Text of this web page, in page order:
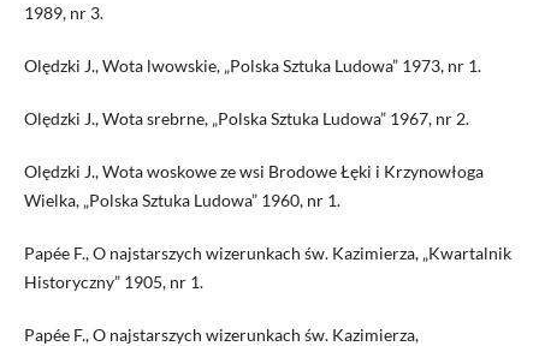
1989, nr 3.
Olędzki J., Wota lwowskie, „Polska Sztuka Ludowa” 1973, nr 1.
Olędzki J., Wota srebrne, „Polska Sztuka Ludowa” 1967, nr 2.
Olędzki J., Wota woskowe ze wsi Brodowe Łęki i Krzynowłoga
Wielka, „Polska Sztuka Ludowa” 1960, nr 1.
Papée F., O najstarszych wizerunkach św. Kazimierza, „Kwartalnik
Historyczny” 1905, nr 1.
Papée F., O najstarszych wizerunkach św. Kazimierza,